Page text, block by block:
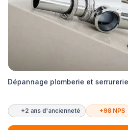
Dépannage plomberie et
+2 ans d'ancienneté +98 NPS